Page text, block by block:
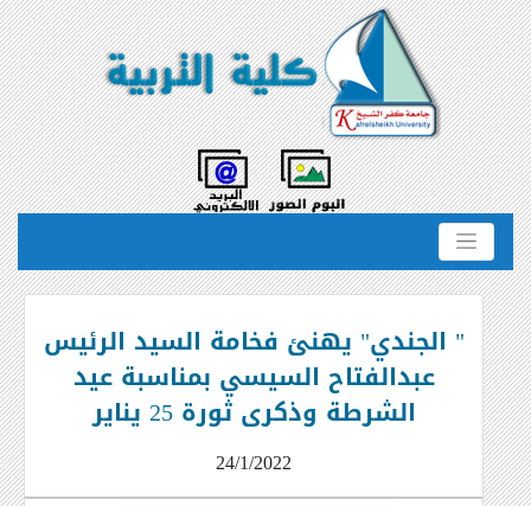
" الجندي" يهنئ فخامة السيد الرئيس
عبدالفتاح السيسي بمناسبة عيد
الشرطة وذكرى ثورة 25 يناير
24/1/2022